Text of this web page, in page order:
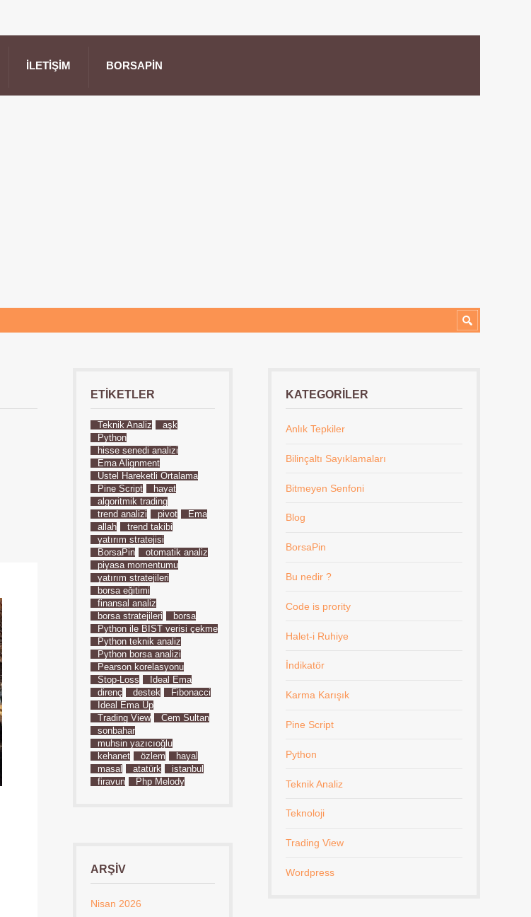
İLETIŞIM BORSAPIN
ETIKETLER
Teknik Analiz
aşk
Python
hisse senedi analizi
Ema Alignment
Üstel Hareketli Ortalama
Pine Script
hayat
algoritmik trading
trend analizi
pivot
Ema
allah
trend takibi
yatırım stratejisi
BorsaPin
otomatik analiz
piyasa momentumu
yatırım stratejileri
borsa eğitimi
finansal analiz
borsa stratejileri
borsa
Python ile BIST verisi çekme
Python teknik analiz
Python borsa analizi
Pearson korelasyonu
Stop-Loss
İdeal Ema
direnç
destek
Fibonacci
İdeal Ema Up
Trading View
Cem Sultan
sonbahar
muhsin yazıcıoğlu
kehanet
özlem
hayal
masal
atatürk
istanbul
firavun
Php Melody
ARŞIV
Nisan 2026
KATEGORILER
Anlık Tepkiler
Bilinçaltı Sayıklamaları
Bitmeyen Senfoni
Blog
BorsaPin
Bu nedir ?
Code is prority
Halet-i Ruhiye
İndikatör
Karma Karışık
Pine Script
Python
Teknik Analiz
Teknoloji
Trading View
Wordpress